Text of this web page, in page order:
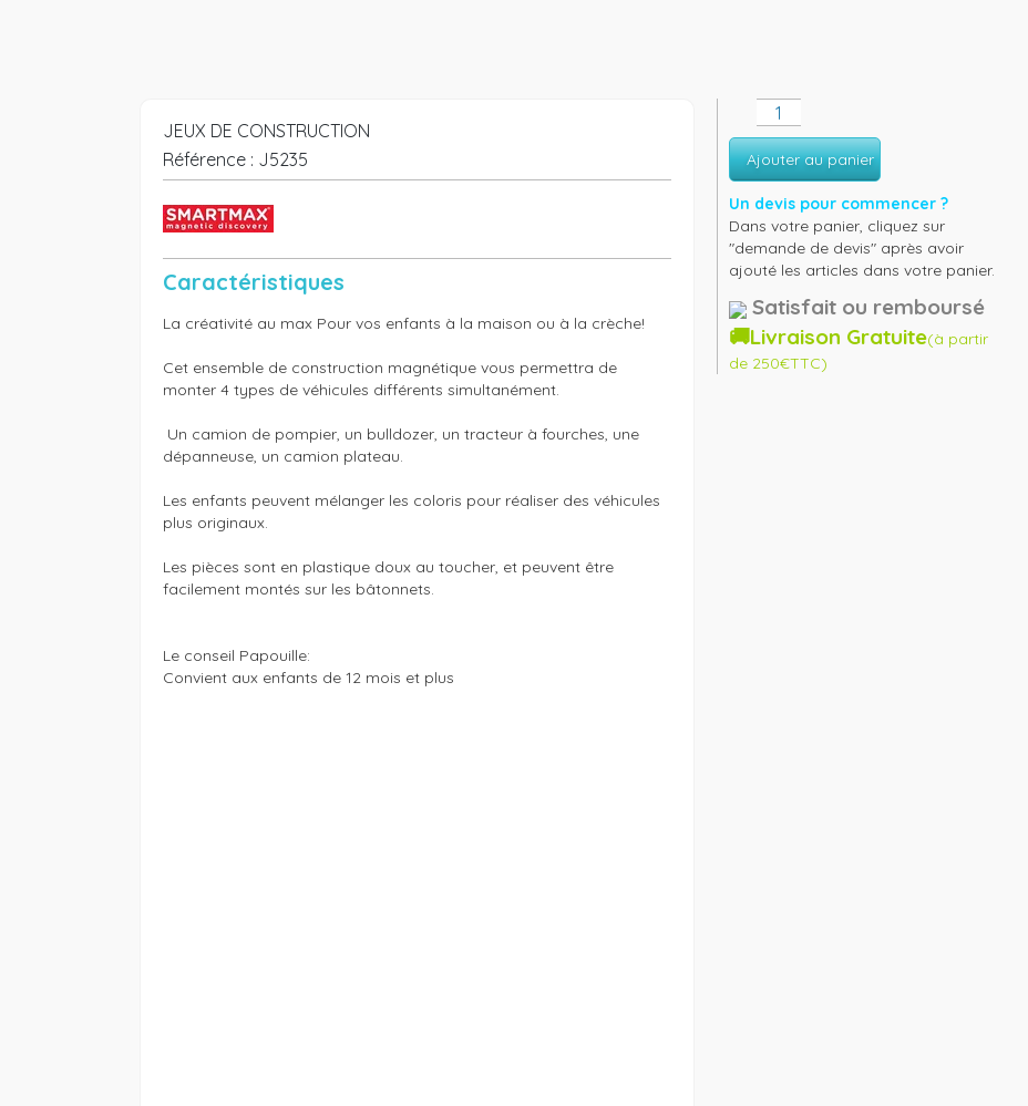
JEUX DE CONSTRUCTION
Référence : J5235
Caractéristiques
La créativité au max Pour vos enfants à la maison ou à la crèche!
Cet ensemble de construction magnétique vous permettra de
monter 4 types de véhicules différents simultanément.
dépanneuse, un camion plateau.
Les enfants peuvent mélanger les coloris pour réaliser des véhicules
plus originaux.
Les pièces sont en plastique doux au toucher, et peuvent être
facilement montés sur les bâtonnets.
Le conseil Papouille:
Ajouter au panier
Un devis pour commencer ?
Dans votre panier, cliquez sur
"demande de devis" après avoir
ajouté les articles dans votre panier.
Satisfait ou remboursé
🚚Livraison Gratuite(à partir
de 250€TTC)